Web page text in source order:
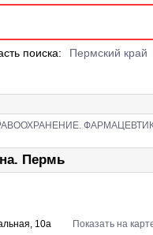
поиска: Пермский край
Пермь
10а
Показать на